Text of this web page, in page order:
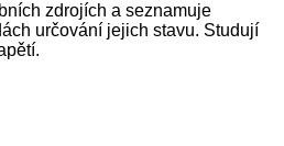
zdrojích a seznamuje
určování jejich stavu. Studují